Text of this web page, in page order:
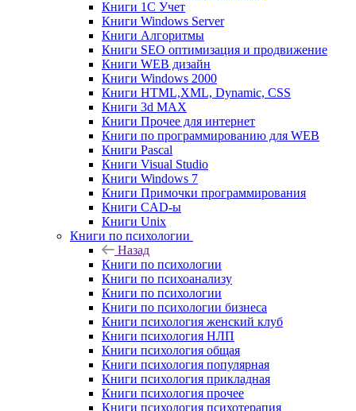
Книги 1C Учет
Книги Windows Server
Книги Алгоритмы
Книги SEO оптимизация и продвижение
Книги WEB дизайн
Книги Windows 2000
Книги HTML,XML, Dynamic, CSS
Книги 3d MAX
Книги Прочее для интернет
Книги по программированию для WEB
Книги Pascal
Книги Visual Studio
Книги Windows 7
Книги Примочки программирования
Книги CAD-ы
Книги Unix
Книги по психологии
Назад
Книги по психологии
Книги по психоанализу
Книги по психологии
Книги по психологии бизнеса
Книги психология женский клуб
Книги психология НЛП
Книги психология общая
Книги психология популярная
Книги психология прикладная
Книги психология прочее
Книги психология психотерапия